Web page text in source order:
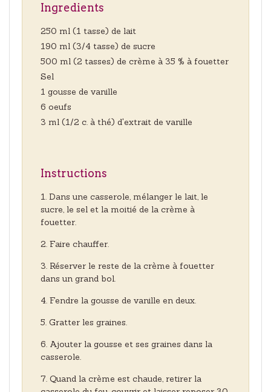
Ingredients
250 ml (1 tasse) de lait
190 ml (3/4 tasse) de sucre
500 ml (2 tasses) de crème à 35 % à fouetter
Sel
1 gousse de vanille
6 oeufs
3 ml (1/2 c. à thé) d'extrait de vanille
Instructions
Dans une casserole, mélanger le lait, le
sucre, le sel et la moitié de la crème à
fouetter.
Faire chauffer.
Réserver le reste de la crème à fouetter
dans un grand bol.
Fendre la gousse de vanille en deux.
Gratter les graines.
Ajouter la gousse et ses graines dans la
casserole.
Quand la crème est chaude, retirer la